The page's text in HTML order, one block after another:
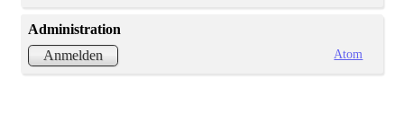
Administration
Anmelden
Atom